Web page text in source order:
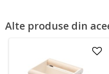
Alte produse din